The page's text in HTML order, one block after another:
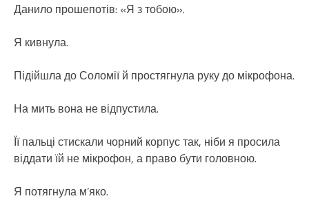
Данило прошепотів: «Я з тобою».
Я кивнула.
Підійшла до Соломії й простягнула руку до мікрофона.
На мить вона не відпустила.
Її пальці стискали чорний корпус так, ніби я просила
віддати їй не мікрофон, а право бути головною.
Я потягнула м’яко.